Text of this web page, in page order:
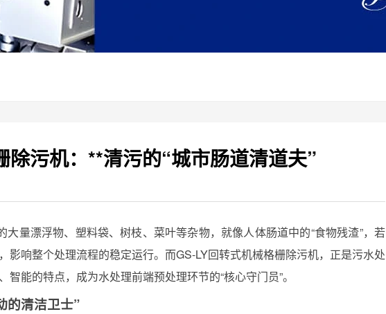
除污机：**清污的“城市肠道清道夫”
量漂浮物、塑料袋、树枝、菜叶等杂物，就像人体肠道中的“食物残渣”，若
影响整个处理流程的稳定运行。而GS-LY回转式机械格栅除污机，正是污水处
智能的特点，成为水处理前端预处理环节的“核心守门员”。
的清洁卫士”